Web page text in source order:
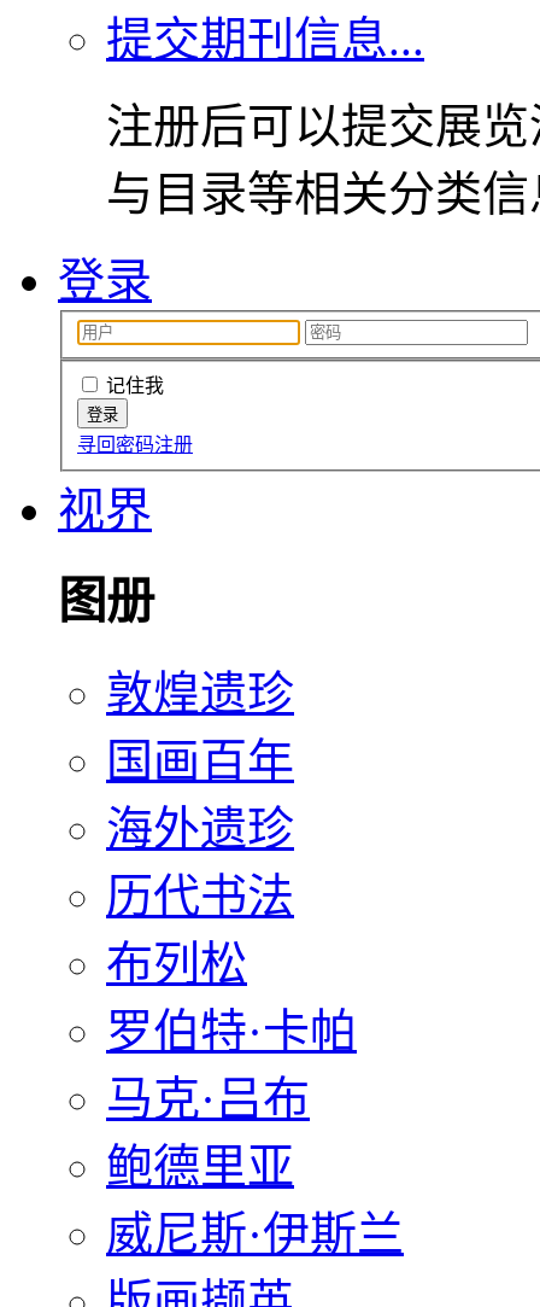
提交期刊信息...
注册后可以提交展
与目录等相关分类
登录
记住我
寻回密码注册
视界
图册
敦煌遗珍
国画百年
海外遗珍
历代书法
布列松
罗伯特·卡帕
马克·吕布
鲍德里亚
威尼斯·伊斯兰